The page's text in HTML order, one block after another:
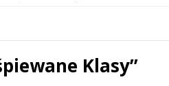
Klasy”